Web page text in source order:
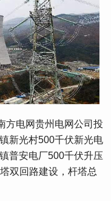
电网贵州电网公司投
新光村500千伏新光电
普安电厂500千伏升压
双回路建设，杆塔总